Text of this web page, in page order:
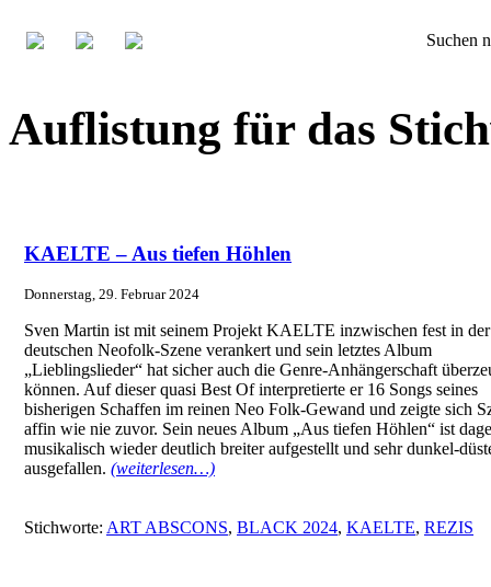
Suchen
Auflistung für das
KAELTE – Aus tiefen Höhlen
Donnerstag, 29. Februar 2024
Sven Martin ist mit seinem Projekt KAELTE inzwischen fest in der
deutschen Neofolk-Szene verankert und sein letztes Album
„Lieblingslieder“ hat sicher auch die Genre-Anhängerschaft
können. Auf dieser quasi Best Of interpretierte er 16 Songs seines
bisherigen Schaffen im reinen Neo Folk-Gewand und zeigte sich
affin wie nie zuvor. Sein neues Album „Aus tiefen Höhlen“ ist
musikalisch wieder deutlich breiter aufgestellt und sehr dunkel-
ausgefallen. (weiterlesen…)
Stichworte: ART ABSCONS, BLACK 2024, KAELTE, REZIS